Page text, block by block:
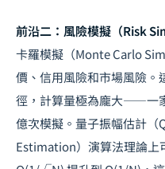
前沿二：風險模擬（Risk
卡羅模擬（Monte Carlo
價、信用風險和市場風險。
徑，計算量極為龐大——一
億次模擬。量子振幅估計
Estimation）演算法理論上